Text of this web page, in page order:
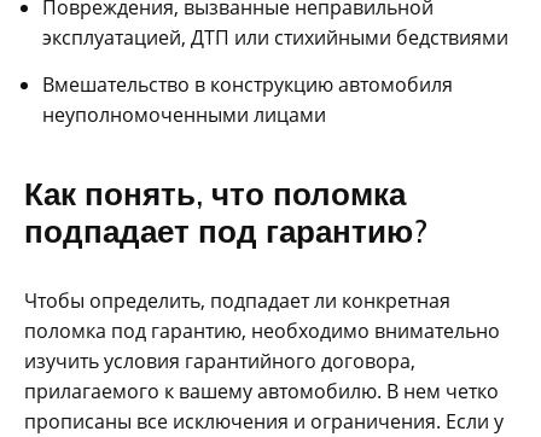
Повреждения‚ вызванные неправильной
эксплуатацией‚ ДТП или стихийными бедствиями
Вмешательство в конструкцию автомобиля
неуполномоченными лицами
Как понять‚ что поломка
подпадает под гарантию?
Чтобы определить‚ подпадает ли конкретная
поломка под гарантию‚ необходимо внимательно
изучить условия гарантийного договора‚
прилагаемого к вашему автомобилю. В нем четко
прописаны все исключения и ограничения. Если у